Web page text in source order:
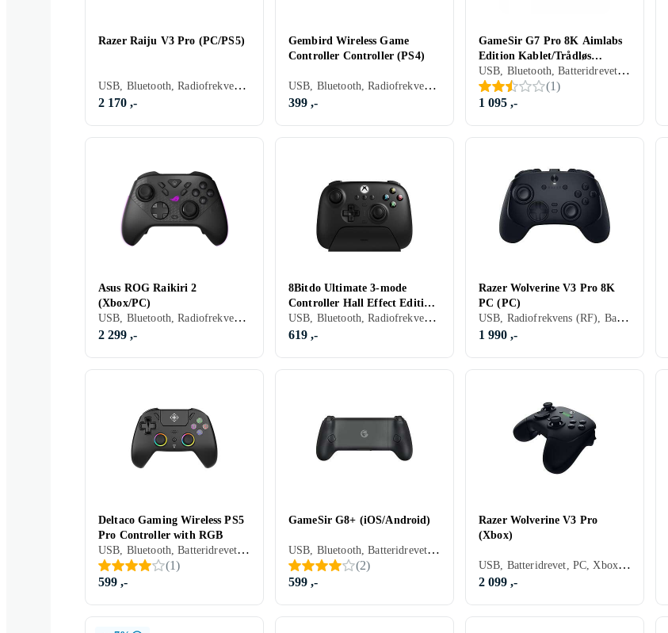
Razer Raiju V3 Pro (PC/PS5)
USB, Bluetooth, Radiofrekvens (RF), Spillport, Batteridrevet, PC, PS5, Programmerbar, Programmerbare knapper
2 170 ,-
Gembird Wireless Game
Controller Controller (PS4)
USB, Bluetooth, Radiofrekvens (RF), Spillport, 3.5 mm jack (Audio), Batteridrevet, PC, PS4, Vibrasjonsfunksjon, Ergonomisk grep, LED bakgrunnsbelysning, Programmerbare knapper
399 ,-
GameSir G7 Pro 8K Aimlabs
Edition Kablet/Trådløs
Håndkontroller (PC)
USB, Bluetooth, Batteridrevet, PC
(1)
1 095 ,-
Asus ROG Raikiri 2
(Xbox/PC)
USB, Bluetooth, Radiofrekvens (RF), 3.5 mm jack (Audio), Batteridrevet, PC, Xbox One, Xbox Series X/Series S, Vibrasjonsfunksjon, LED bakgrunnsbelysning, Programmerbare knapper, Mottaker inkludert
2 299 ,-
8Bitdo Ultimate 3-mode
Controller Hall Effect Edition
(Xbox/PC/Android)
USB, Bluetooth, Radiofrekvens (RF), PC, Xbox One, Mobil, Xbox Series X/Series S, Vibrasjonsfunksjon
619 ,-
Razer Wolverine V3 Pro 8K
PC (PC)
USB, Radiofrekvens (RF), Batteridrevet, PC, Programmerbare knapper, Mottaker inkludert
1 990 ,-
Deltaco Gaming Wireless PS5
Pro Controller with RGB
USB, Bluetooth, Batteridrevet, PC, PS5, Programmerbar, Vibrasjonsfunksjon
(1)
599 ,-
GameSir G8+ (iOS/Android)
USB, Bluetooth, Batteridrevet, PC, Mobil, Nintendo Switch, Programmerbar, Vibrasjonsfunksjon, Rörelsestyrning
(2)
599 ,-
Razer Wolverine V3 Pro
(Xbox)
USB, Batteridrevet, PC, Xbox One, Xbox Series X/Series S, Programmerbar, Vibrasjonsfunksjon, Programmerbare knapper
2 099 ,-